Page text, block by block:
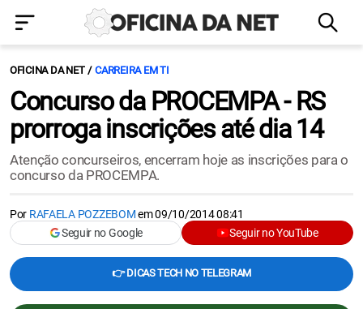
OFICINA DA NET CARREIRA EM TI
Concurso da PROCEMPA - RS
prorroga inscrições até dia 14
Atenção concurseiros, encerram hoje as inscrições para o
concurso da PROCEMPA.
Por RAFAELA POZZEBOMem09/10/2014 08:41
Seguir no Google
Seguir no YouTube
👉 DICAS TECH NO TELEGRAM